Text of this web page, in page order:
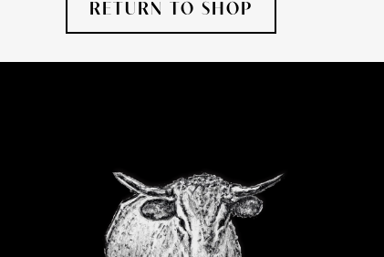
RETURN TO SHOP